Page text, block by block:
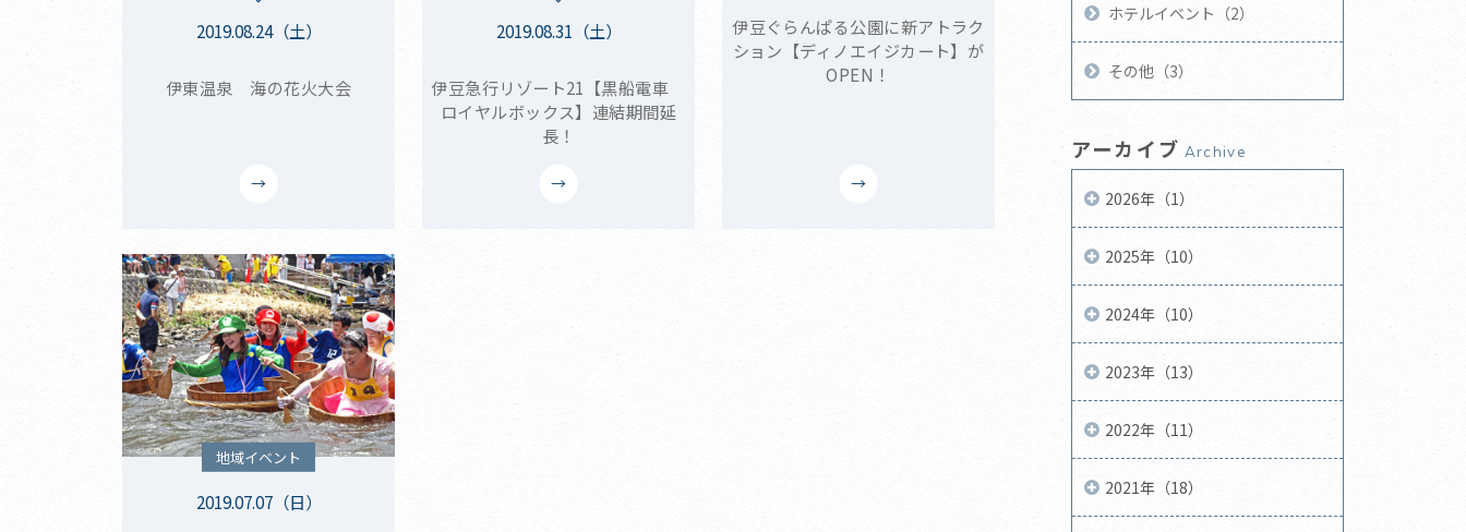
2019.08.24（土）
伊東温泉 海の花火大会
2019.08.31（土）
伊豆急行リゾート21【黒船電車
ロイヤルボックス】連結期間延
長！
伊豆ぐらんぱる公園に新アトラク
ション【ディノエイジカート】が
OPEN！
地域イベント
2019.07.07（日）
ホテルイベント（2）
その他（3）
アーカイブ Archive
2026年（1）
2025年（10）
2024年（10）
2023年（13）
2022年（11）
2021年（18）